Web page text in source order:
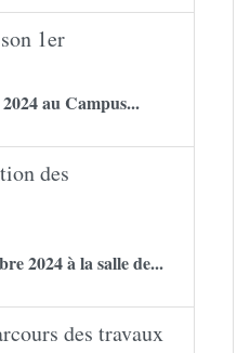
1er
au Campus...
des
2024 à la salle de...
des travaux